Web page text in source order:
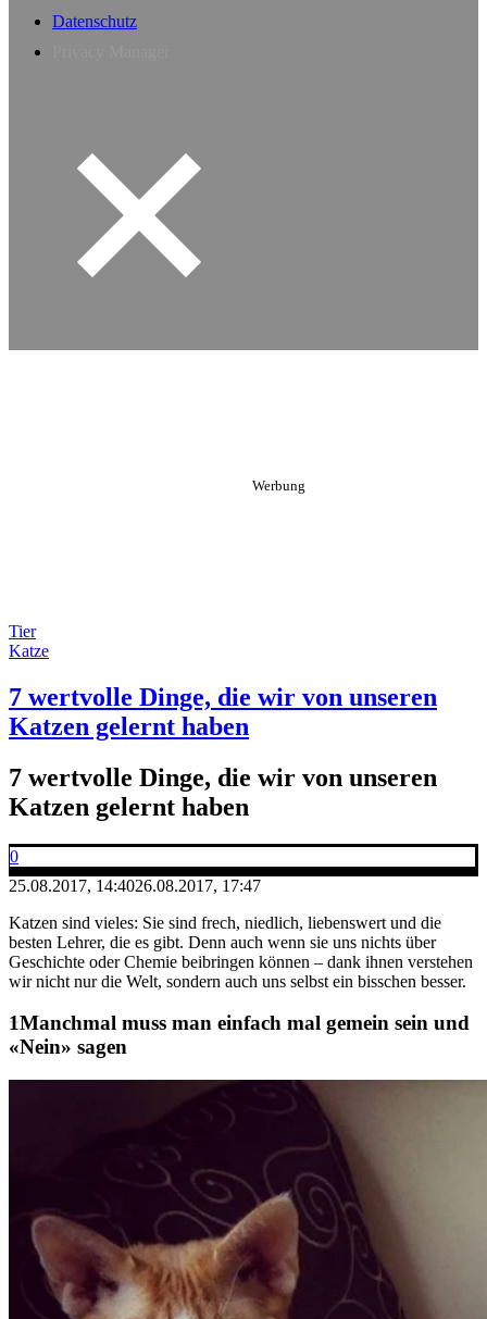
Datenschutz
Tier
Katze
7 wertvolle Dinge, die wir von unseren
Katzen gelernt haben
7 wertvolle Dinge, die wir von unseren
Katzen gelernt haben
0
25.08.2017, 14:4026.08.2017, 17:47
Katzen sind vieles: Sie sind frech, niedlich, liebenswert und die
besten Lehrer, die es gibt. Denn auch wenn sie uns nichts über
Geschichte oder Chemie beibringen können – dank ihnen verstehen
wir nicht nur die Welt, sondern auch uns selbst ein bisschen besser.
Manchmal muss man einfach mal gemein sein und
«Nein» sagen